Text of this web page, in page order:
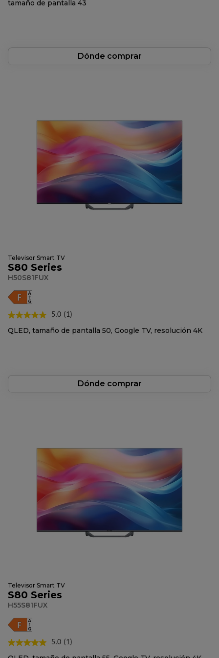
reseña.
página.
tamaño de pantalla 43
Dónde comprar
Televisor Smart TV
S80 Series
H50S81FUX
5.0 Lea
1
reseña.
página.
(1)
QLED, tamaño de pantalla 50, Google TV, resolución 4K
Dónde comprar
Televisor Smart TV
S80 Series
H55S81FUX
5.0 Lea
1
(1)